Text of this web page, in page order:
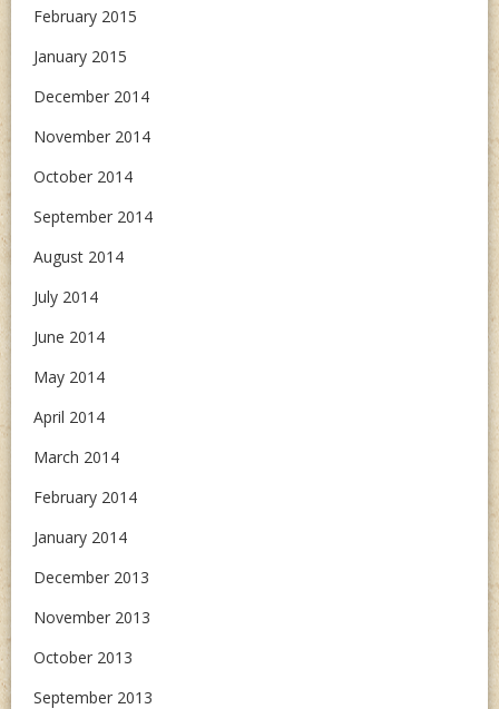
February 2015
January 2015
December 2014
November 2014
October 2014
September 2014
August 2014
July 2014
June 2014
May 2014
April 2014
March 2014
February 2014
January 2014
December 2013
November 2013
October 2013
September 2013